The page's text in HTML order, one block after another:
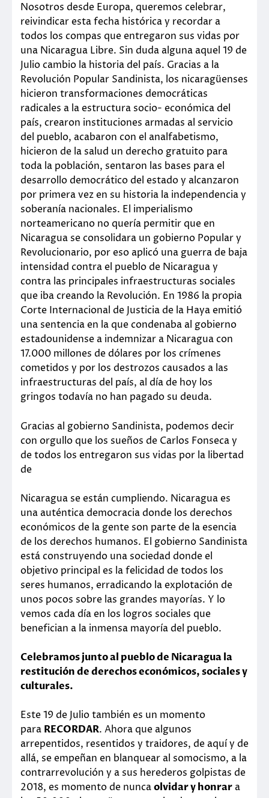
Nosotros desde Europa, queremos celebrar,
reivindicar esta fecha histórica y recordar a
todos los compas que entregaron sus vidas por
una Nicaragua Libre. Sin duda alguna aquel 19 de
Julio cambio la historia del país. Gracias a la
Revolución Popular Sandinista, los nicaragüenses
hicieron transformaciones democráticas
radicales a la estructura socio- económica del
país, crearon instituciones armadas al servicio
del pueblo, acabaron con el analfabetismo,
hicieron de la salud un derecho gratuito para
toda la población, sentaron las bases para el
desarrollo democrático del estado y alcanzaron
por primera vez en su historia la independencia y
soberanía nacionales. El imperialismo
norteamericano no quería permitir que en
Nicaragua se consolidara un gobierno Popular y
Revolucionario, por eso aplicó una guerra de baja
intensidad contra el pueblo de Nicaragua y
contra las principales infraestructuras sociales
que iba creando la Revolución. En 1986 la propia
Corte Internacional de Justicia de la Haya emitió
una sentencia en la que condenaba al gobierno
estadounidense a indemnizar a Nicaragua con
17.000 millones de dólares por los crímenes
cometidos y por los destrozos causados a las
infraestructuras del país, al día de hoy los
gringos todavía no han pagado su deuda.
Gracias al gobierno Sandinista, podemos decir
con orgullo que los sueños de Carlos Fonseca y
de todos los entregaron sus vidas por la libertad
de
Nicaragua se están cumpliendo. Nicaragua es
una auténtica democracia donde los derechos
económicos de la gente son parte de la esencia
de los derechos humanos. El gobierno Sandinista
está construyendo una sociedad donde el
objetivo principal es la felicidad de todos los
seres humanos, erradicando la explotación de
unos pocos sobre las grandes mayorías. Y lo
vemos cada día en los logros sociales que
benefician a la inmensa mayoría del pueblo.
Celebramos junto al pueblo de Nicaragua la
restitución de derechos económicos, sociales y
culturales.
Este 19 de Julio también es un momento
para RECORDAR. Ahora que algunos
arrepentidos, resentidos y traidores, de aquí y de
allá, se empeñan en blanquear al somocismo, a la
contrarrevolución y a sus herederos golpistas de
2018, es momento de nuncaolvidar y honrar a